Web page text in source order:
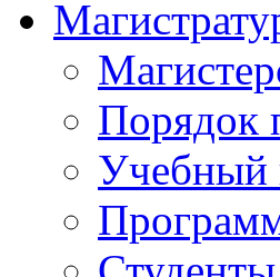
Порядок
Учебный